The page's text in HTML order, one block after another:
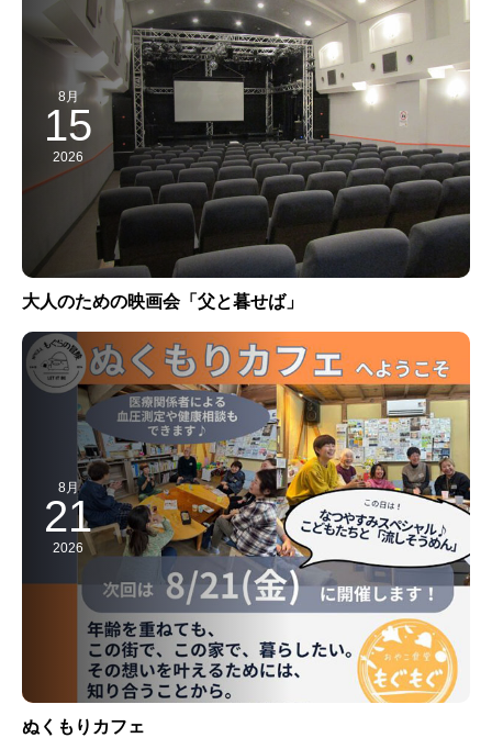
8月
15
2026
大人のための映画会「父と暮せば」
8月
21
2026
ぬくもりカフェ